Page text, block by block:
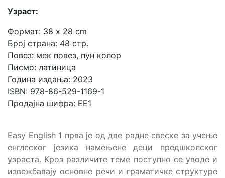
Узраст:
Формат: 38 x 28 cm
Број страна: 48 стр.
Повез: мек повез, пун колор
Писмо: латиница
Година издања: 2023
ISBN: 978-86-529-1169-1
Продајна шифра: EE1
Easy English 1 прва је од две радне свеске за учење
енглеског језика намењене деци предшколског
узраста. Кроз различите теме поступно се уводе и
извежбавају основне речи и граматичке структуре